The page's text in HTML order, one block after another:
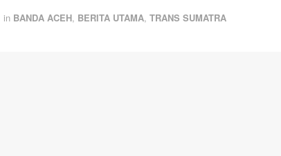
in BANDA ACEH, BERITA UTAMA, TRANS SUMATRA